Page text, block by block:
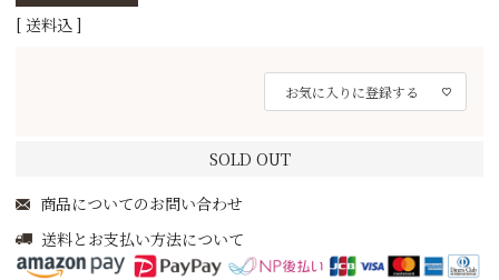
送料込
お気に入りに登録する
SOLD OUT
商品についてのお問い合わせ
送料とお支払い方法について